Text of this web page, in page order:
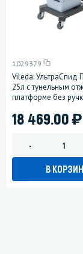
1029379
Vileda: УльтраСпид
25л с тунельным
платформе без
18 469.00)
-
В